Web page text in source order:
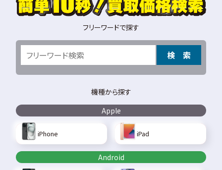
フリーワードで探す
検 索
機種から探す
Apple
iPhone iPad
Android